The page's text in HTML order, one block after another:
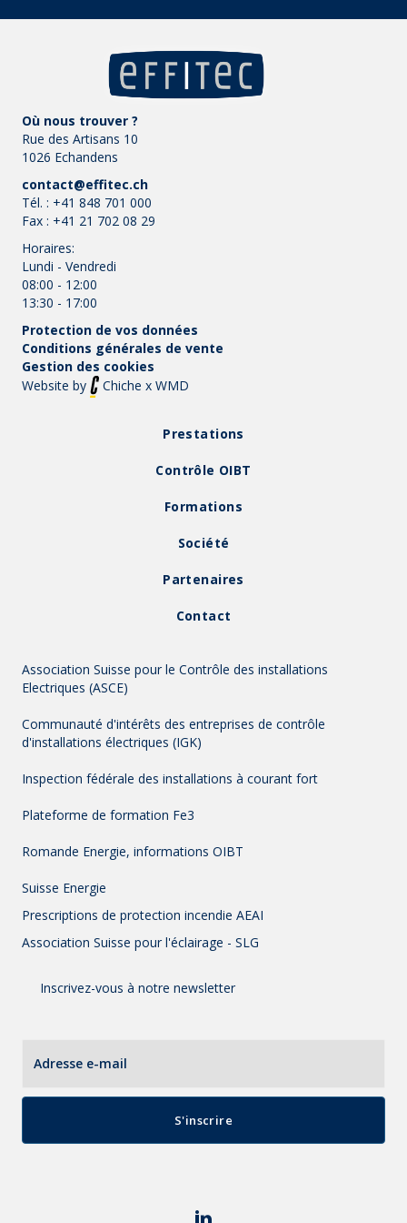
Où nous trouver ?
Rue des Artisans 10
1026 Echandens
contact@effitec.ch
Tél. : +41 848 701 000
Fax : +41 21 702 08 29
Horaires:
Lundi - Vendredi
08:00 - 12:00
13:30 - 17:00
Protection de vos données
Conditions générales de vente
Gestion des cookies
Website by
Chiche x WMD
Prestations
Contrôle OIBT
Formations
Société
Partenaires
Contact
Association Suisse pour le Contrôle des installations
Electriques (ASCE)
Communauté d'intérêts des entreprises de contrôle
d'installations électriques (IGK)
Inspection fédérale des installations à courant fort
Plateforme de formation Fe3
Romande Energie, informations OIBT
Suisse Energie
Prescriptions de protection incendie AEAI
Association Suisse pour l'éclairage - SLG
Inscrivez-vous à notre newsletter